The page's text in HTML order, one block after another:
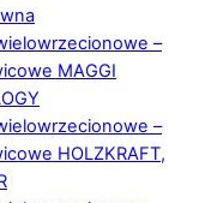
–
MAGGI
–
HOLZKRAFT,